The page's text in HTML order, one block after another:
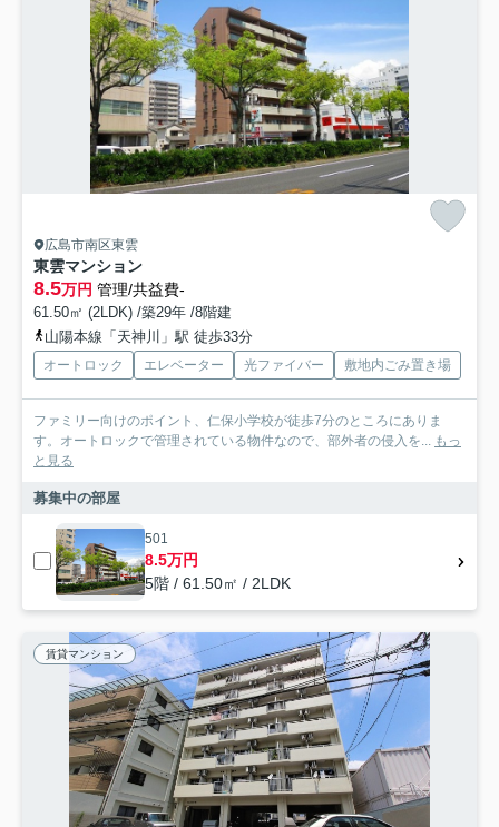
広島市南区東雲
東雲マンション
8.5万円 管理/共益費-
61.50㎡ (2LDK) /築29年 /8階建
山陽本線「天神川」駅 徒歩33分
オートロック エレベーター 光ファイバー 敷地内ごみ置き場
ファミリー向けのポイント、仁保小学校が徒歩7分のところにありま
す。オートロックで管理されている物件なので、部外者の侵入を... もっ
と見る
募集中の部屋
501
8.5万円
5階 / 61.50㎡ / 2LDK
賃貸マンション